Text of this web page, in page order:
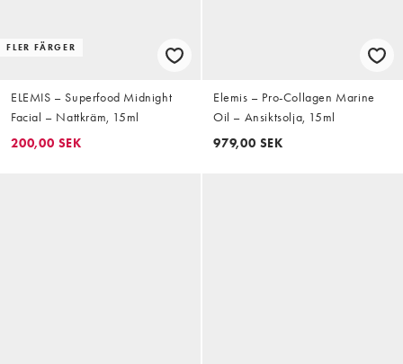
FLER FÄRGER
ELEMIS – Superfood Midnight
Facial – Nattkräm, 15ml
200,00 SEK
Elemis – Pro-Collagen Marine
Oil – Ansiktsolja, 15ml
979,00 SEK